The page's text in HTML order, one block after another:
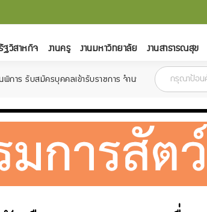
ฐวิสาหกิจ งานครู งานมหาวิทยาลัย งานสาธารณสุข
รบุคคลเข้ารับราชการ จำนวน 6 อัตรา สมัครตั้งแต่วันที่ 18